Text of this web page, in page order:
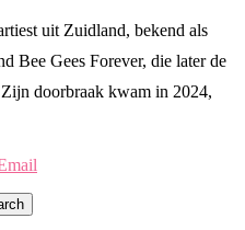
uit Zuidland, bekend als
Bee Gees Forever, die later de
doorbraak kwam in 2024,